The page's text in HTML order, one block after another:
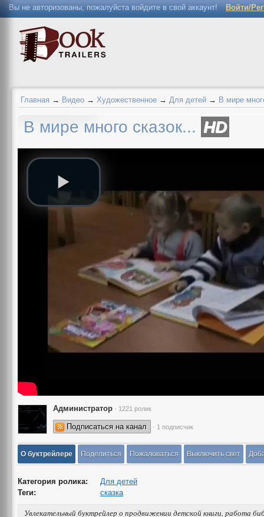
Вы не авторизованы, пожалуйста войдите в свой аккаунт! Войти/
Главная → Видео → Художественное → Для детей → В мире
В мире много сказок... HD
Администратор · 1221 ролик
Подписаться на канал · 1 подписчик
О буктрейлере Поделиться Пожаловаться Выключить свет
Категория ролика:
Для детей
Теги:
сказка
Увлекательный буктрейлер о продвижении детской книги, работа